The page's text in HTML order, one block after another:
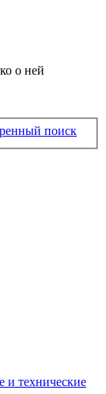
о ней
поиск
и технические